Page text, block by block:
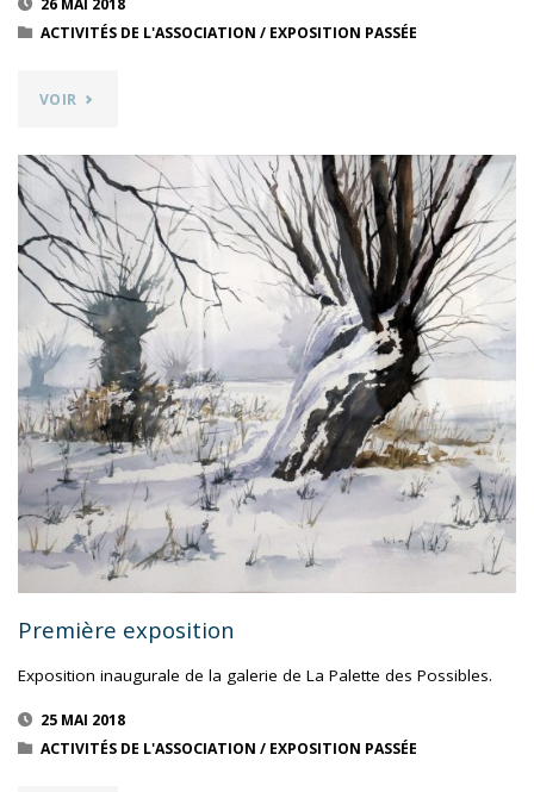
26 MAI 2018
ACTIVITÉS DE L'ASSOCIATION / EXPOSITION PASSÉE
VOIR "JACQUELINE
–
PORTRAITS
ET
PAYSAGES"
Première exposition
Exposition inaugurale de la galerie de La Palette des Possibles.
25 MAI 2018
ACTIVITÉS DE L'ASSOCIATION / EXPOSITION PASSÉE